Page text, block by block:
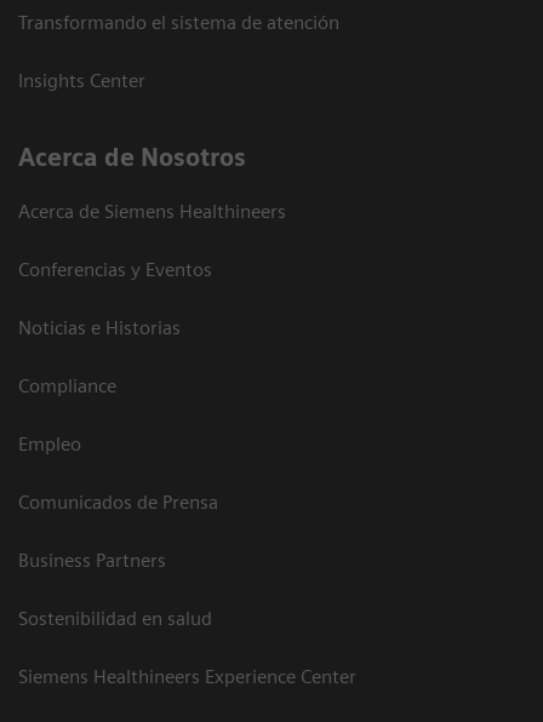
Transformando el sistema de atención
Insights Center
Acerca de Nosotros
Acerca de Siemens Healthineers
Conferencias y Eventos
Noticias e Historias
Compliance
Empleo
Comunicados de Prensa
Business Partners
Sostenibilidad en salud
Siemens Healthineers Experience Center